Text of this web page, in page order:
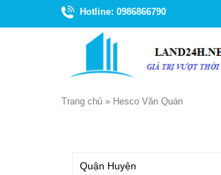
Hotline: 0986866790
Trang chủ » Hesco Văn Quán